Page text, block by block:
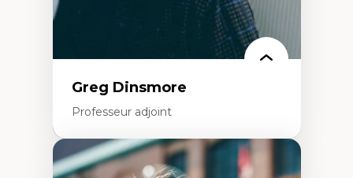
Féminismes et nouvelles technologies
Greg Dinsmore
Professeur adjoint
Expertises